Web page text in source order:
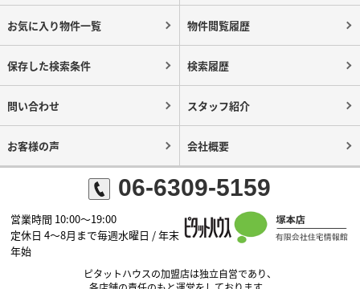
お気に入り物件一覧 物件閲覧履歴
保存した検索条件 検索履歴
問い合わせ スタッフ紹介
お客様の声 会社概要
06-6309-5159
営業時間 10:00～19:00
定休日 4～8月まで毎週水曜日 / 年末
年始
ピタットハウスの加盟店は独立自営であり、